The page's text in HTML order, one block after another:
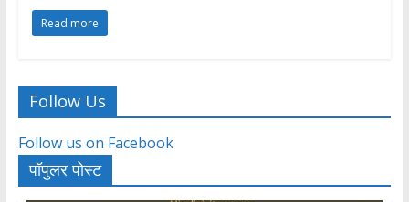
Read more
Follow Us
Follow us on Facebook
पॉपुलर पोस्ट